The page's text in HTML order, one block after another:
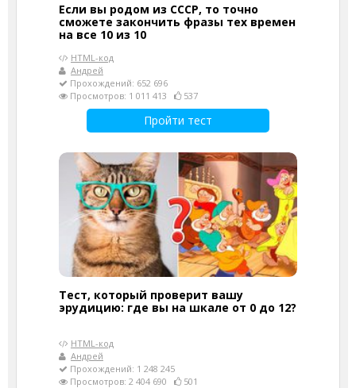
Если вы родом из СССР, то точно
сможете закончить фразы тех времен
на все 10 из 10
HTML-код
Андрей
Прохождений: 652 696
Просмотров: 1 011 413
537
Пройти тест
Тест, который проверит вашу
эрудицию: где вы на шкале от 0 до 12?
HTML-код
Андрей
Прохождений: 1 248 245
Просмотров: 2 404 690
501